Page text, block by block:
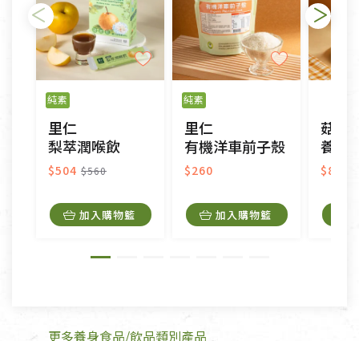
不適用七天鑑賞期商品：
以數位或電磁紀錄形式儲存之商品、易於變質或損壞
之商品、以及性質上無法或不適合退換之商品：如
CD、VCD、DVD、電腦軟體，若產品瑕疵無法讀取僅
接受原片換新。
衣飾鞋類-如T恤，如於送達後水洗或污損者。
美容保養用品、內衣褲、襪子、口罩等私人消耗性產
內衣褲、襪子、口罩個人衛生用品除商品本身有瑕疵
外,依據《通訊交易解除權合理例外情事適用準
純素
里仁
梨萃潤喉飲
$504 $560
加入購物籃
純素
里仁
有機洋車前子殼
$260
加入購物籃
菇蕈
養生
$86
更多養身食品/飲品類別產品